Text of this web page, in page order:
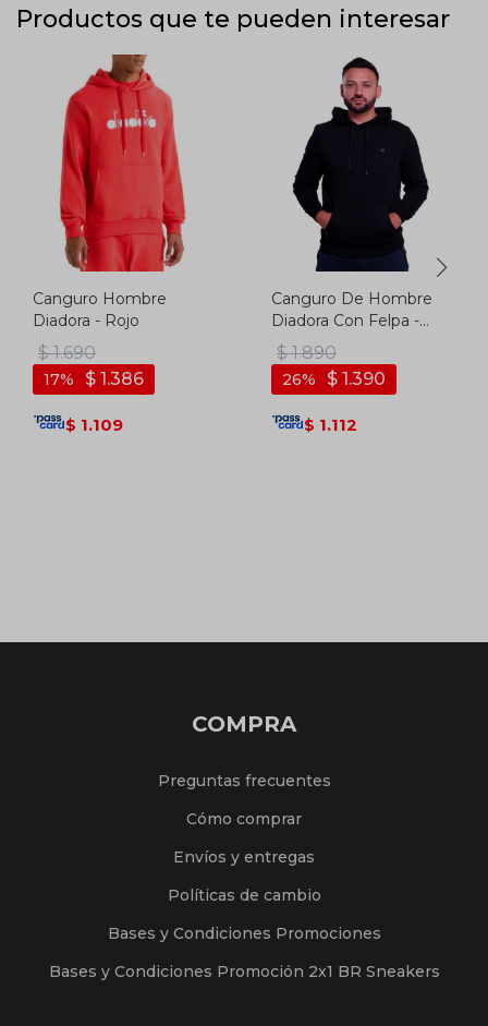
Productos que te pueden interesar
Canguro Hombre
Diadora - Rojo
$ 1.690
$ 1.386
17
$ 1.109
Canguro De Hombre
Diadora Con Felpa -
Negro
$ 1.890
$ 1.390
26
$ 1.112
COMPRA
Preguntas frecuentes
Cómo comprar
Envíos y entregas
Políticas de cambio
Bases y Condiciones Promociones
Bases y Condiciones Promoción 2x1 BR Sneakers